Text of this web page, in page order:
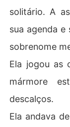
solitário. A
sua agenda e
sobrenome
Ela jogou as
mármore
descalços.
Ela andava